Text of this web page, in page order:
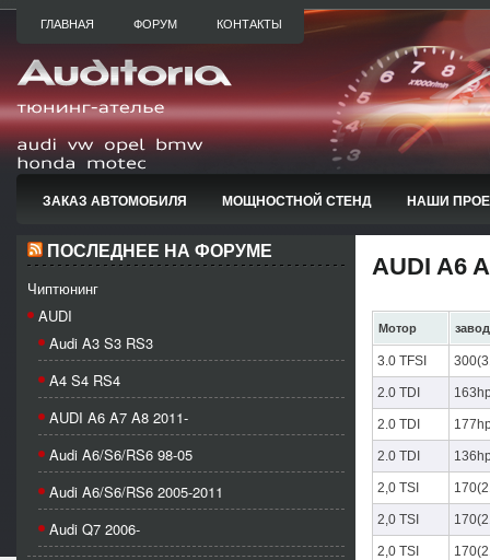
ГЛАВНАЯ ФОРУМ КОНТАКТЫ
ЗАКАЗ АВТОМОБИЛЯ МОЩНОСТНОЙ СТЕНД НАШИ
AUDI A6
Мотор
3.0 TFSI
2.0 TDI
2.0 TDI
2.0 TDI
2,0 TSI
2,0 TSI
2,0 TSI
ПОСЛЕДНЕЕ НА ФОРУМЕ
Чиптюнинг
AUDI
Audi A3 S3 RS3
A4 S4 RS4
AUDI A6 A7 A8 2011-
Audi A6/S6/RS6 98-05
Audi A6/S6/RS6 2005-2011
Audi Q7 2006-